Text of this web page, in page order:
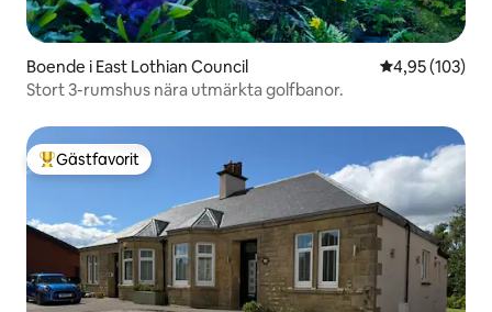
Boende i East Lothian Council 4,95 av 5 i
4,95 (103)
Stort 3-rumshus nära utmärkta golfbanor.
Populär gästfavorit
Gästfavorit